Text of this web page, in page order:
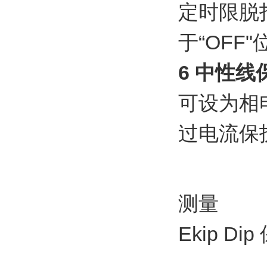
定时限脱
于“OFF"
6 中性线
可设为相
过电流保
测量
Ekip Dip